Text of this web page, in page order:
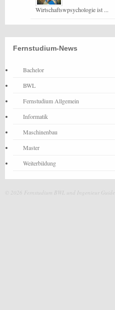
Wirtschaftswpsychologie ist ...
Fernstudium-News
Bachelor
BWL
Fernstudium Allgemein
Informatik
Maschinenbau
Master
Weiterbildung
© 2026 Fernstudium BWL und Ingenieur Guide.